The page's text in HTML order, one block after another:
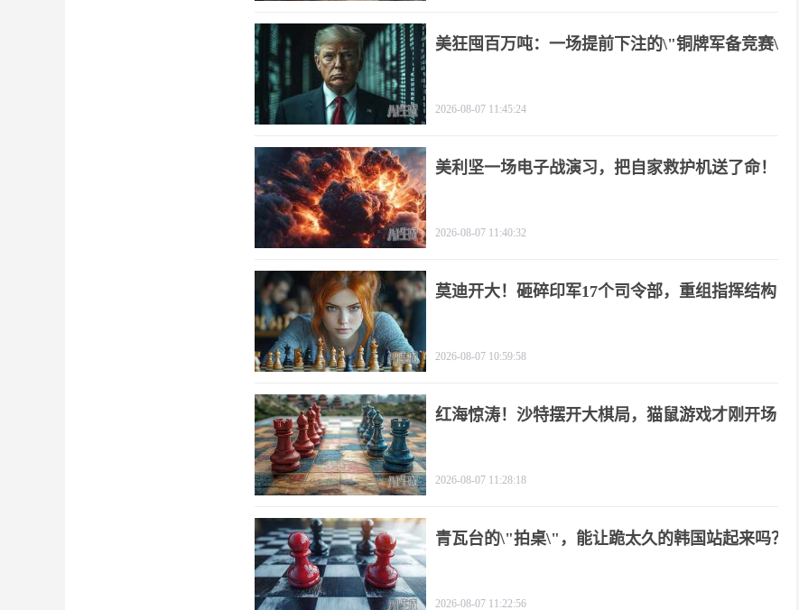
美狂囤百万吨：一场提前下注的\"铜牌军备竞赛\"
2026-08-07 11:45:24
美利坚一场电子战演习，把自家救护机送了命！
2026-08-07 11:40:32
莫迪开大！砸碎印军17个司令部，重组指挥结构
2026-08-07 10:59:58
红海惊涛！沙特摆开大棋局，猫鼠游戏才刚开场
2026-08-07 11:28:18
青瓦台的\"拍桌\"，能让跪太久的韩国站起来吗？
2026-08-07 11:22:56